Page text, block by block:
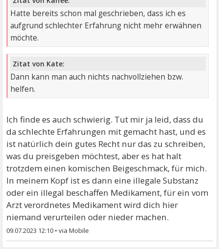
Hatte bereits schon mal geschrieben, dass ich es
aufgrund schlechter Erfahrung nicht mehr erwähnen
möchte.
Zitat von Kate:
Dann kann man auch nichts nachvollziehen bzw.
helfen.
Ich finde es auch schwierig. Tut mir ja leid, dass du
da schlechte Erfahrungen mit gemacht hast, und es
ist natürlich dein gutes Recht nur das zu schreiben,
was du preisgeben möchtest, aber es hat halt
trotzdem einen komischen Beigeschmack, für mich.
In meinem Kopf ist es dann eine illegale Substanz
oder ein illegal beschaffen Medikament, für ein vom
Arzt verordnetes Medikament wird dich hier
niemand verurteilen oder nieder machen.
09.07.2023 12:10 •